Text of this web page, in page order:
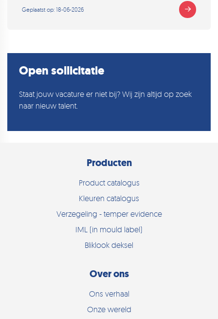
Geplaatst op: 18-06-2026
Open sollicitatie
Staat jouw vacature er niet bij? Wij zijn altijd op zoek
naar nieuw talent.
Producten
Product catalogus
Kleuren catalogus
Verzegeling - temper evidence
IML (in mould label)
Bliklook deksel
Over ons
Ons verhaal
Onze wereld